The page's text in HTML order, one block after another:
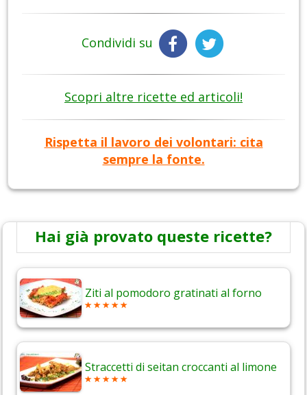
Condividi su
Scopri altre ricette ed articoli!
Rispetta il lavoro dei volontari: cita
sempre la fonte.
Hai già provato queste ricette?
Ziti al pomodoro gratinati al forno
Straccetti di seitan croccanti al limone